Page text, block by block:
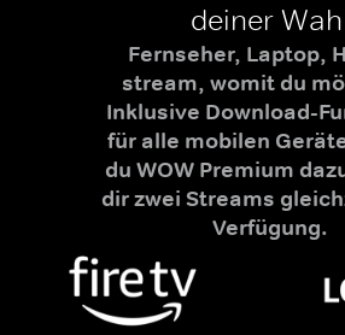
deiner
Fernseher, Laptop,
stream, womit du
Inklusive Download-
für alle mobilen
du WOW Premium
dir zwei Streams
Verfügung.